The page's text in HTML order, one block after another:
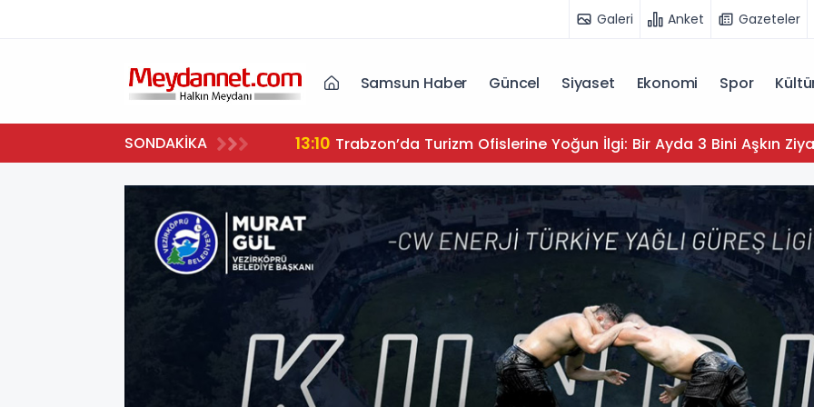
Galeri Anket Gazeteler
Samsun Haber Güncel Siyaset Ekonomi Spor
SONDAKİKA 13:10 Trabzon’da Turizm Ofislerine Yoğun İlgi: Bir Ayda 3 Bini Aşkın